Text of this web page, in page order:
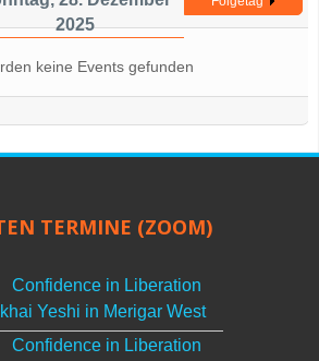
2025
keine Events gefunden
TERMINE (ZOOM)
Confidence in Liberation
Yeshi in Merigar West
Confidence in Liberation